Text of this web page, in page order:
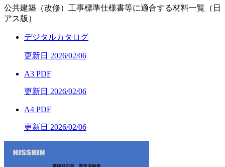
公共建築（改修）工事標準仕様書等に適合する材料一覧（日
アス版）
デジタルカタログ
更新日 2026/02/06
A3 PDF
更新日 2026/02/06
A4 PDF
更新日 2026/02/06